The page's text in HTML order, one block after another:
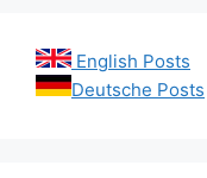
English Posts
Deutsche Posts